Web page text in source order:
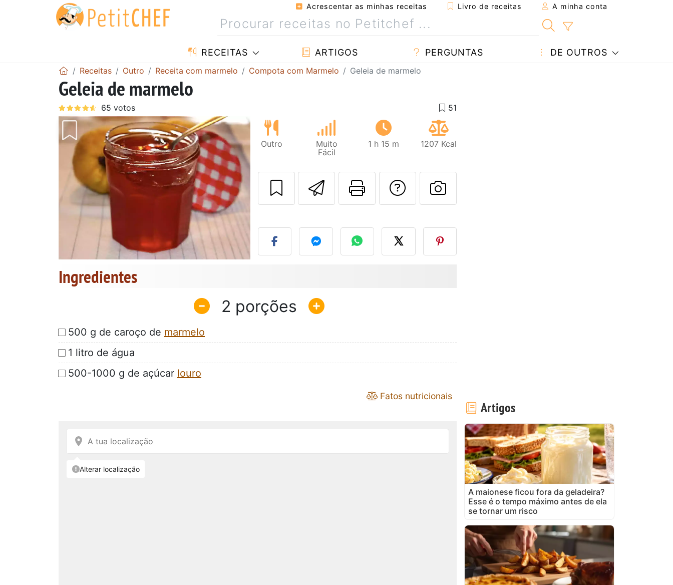
Acrescentar as minhas receitas Livro de receitas A minha conta
RECEITAS ARTIGOS PERGUNTAS DE OUTROS
Receitas Outro Receita com marmelo Compota com Marmelo Geleia de marmelo
Geleia de marmelo
Outro
Muito
Fácil
1 h 15 m 1207 Kcal
Enviar esta receita a um amigo
Imprima esta página
Falar com o autor da receita
Fez esta receita? Compartilhe
Ingredientes
2
500 g de caroço de marmelo
1 litro de água
500-1000 g de açúcar louro
Fatos nutricionais
Artigos
A maionese ficou fora da geladeira?
Esse é o tempo máximo antes de ela
se tornar um risco